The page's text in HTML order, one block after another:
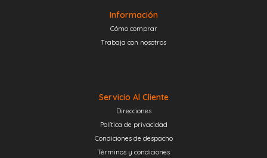
Información
Cómo comprar
Trabaja con nosotros
Servicio Al Cliente
Direcciones
Política de privacidad
Condiciones de despacho
Términos y condiciones